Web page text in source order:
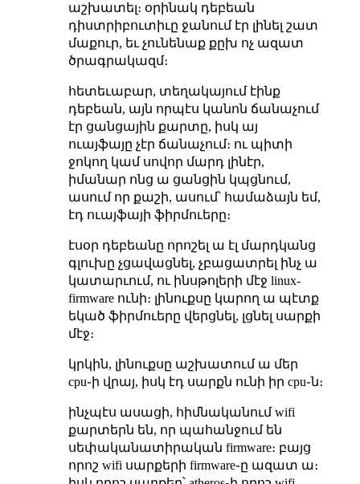
աշխատել։ օրինակ դեբեան
դիստրիբուտիւը ջանում էր լինել շատ
մաքուր, եւ չունենաք քըխ ոչ ազատ
ծրագրակազմ։
հետեւաբար, տեղակայում էինք
դեբեան, այն որպէս կանոն ճանաչում
էր ցանցային քարտը, իսկ այ
ուայֆայը չէր ճանաչում։ ու պիտի
ջոկող կամ սովոր մարդ լինէր,
իմանար ոնց ա ցանցին կպցնում,
ասում որ քաշի, ասում՝ համաձայն եմ,
էդ ուայֆայի ֆիրմուերը։
էսօր դեբեանը որոշել ա էլ մարդկանց
գլուխը չցավացնել, չբացատրել ինչ ա
կատարւում, ու ինսթոլերի մէջ linux-
firmware ունի։ լինուքսը կարող ա պէտք
եկած ֆիրմուերը վերցնել, լցնել սարքի
մէջ։
կրկին, լինուքսը աշխատում ա մեր
cpu֊ի վրայ, իսկ էդ սարքն ունի իր cpu֊ն։
ինչպէս ասացի, հիմնականում wifi
քարտերն են, որ պահանջում են
սեփականատիրական firmware։ բայց
որոշ wifi սարքերի firmware֊ը ազատ ա։